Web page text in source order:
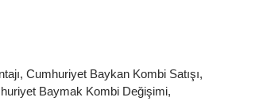
, Cumhuriyet Baykan Kombi Satışı,
Baymak Kombi Değişimi,